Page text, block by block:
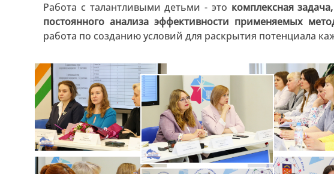
Работа с талантливыми детьми - это комплексная
постоянного анализа эффективности применяемых
работа по созданию условий для раскрытия потенциала